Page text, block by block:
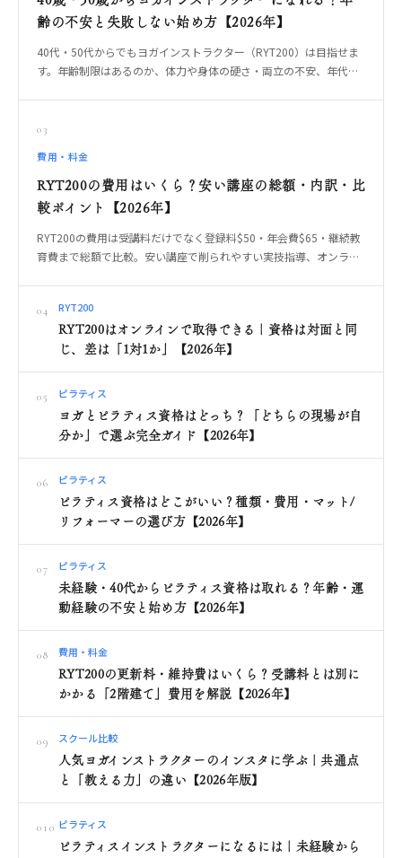
齢の不安と失敗しない始め方【2026年】
40代・50代からでもヨガインストラクター（RYT200）は目指せま
す。年齢制限はあるのか、体力や身体の硬さ・両立の不安、年代だ
03
費用・料金
RYT200の費用はいくら？安い講座の総額・内訳・比
較ポイント【2026年】
RYT200の費用は受講料だけでなく登録料$50・年会費$65・継続教
育費まで総額で比較。安い講座で削られやすい実技指導、オンライ
04 RYT200
RYT200はオンラインで取得できる｜資格は対面と同
じ、差は「1対1か」【2026年】
05 ピラティス
ヨガとピラティス資格はどっち？「どちらの現場が自
分か」で選ぶ完全ガイド【2026年】
06 ピラティス
ピラティス資格はどこがいい？種類・費用・マット/
リフォーマーの選び方【2026年】
07 ピラティス
未経験・40代からピラティス資格は取れる？年齢・運
動経験の不安と始め方【2026年】
08 費用・料金
RYT200の更新料・維持費はいくら？受講料とは別に
かかる「2階建て」費用を解説【2026年】
09 スクール比較
人気ヨガインストラクターのインスタに学ぶ｜共通点
と「教える力」の違い【2026年版】
010 ピラティス
ピラティスインストラクターになるには｜未経験から